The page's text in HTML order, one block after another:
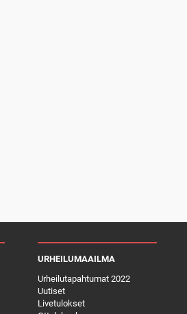
URHEILUMAAILMA
Urheilutapahtumat 2022
Uutiset
Livetulokset